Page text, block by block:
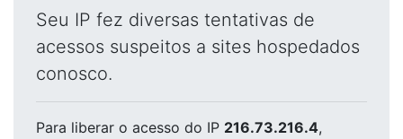
Seu IP fez diversas tentativas de
acessos suspeitos a sites hospedados
conosco.
Para liberar o acesso do IP 216.73.216.4,